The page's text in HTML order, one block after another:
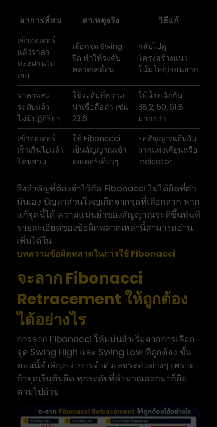
อาการที่พบ สาเหตุจริง
วิธีแก้
เข้าออเดอร์
แล้วราคา
ทะลุผ่านไป
เลย
เลือกจุด Swing
ผิด ทำให้ระดับ
คลาดเคลื่อน
กลับไปดู
โครงสร้างแนว
โน้มใหญ่ก่อนลาก
ราคาแตะ
ระดับแล้ว
ไม่มีปฏิกิริยา
ใช้ระดับที่ความ
น่าเชื่อถือต่ำ เช่น
23.6
ให้น้ำหนักกับ
38.2, 50, 61.8
มากกว่า
เข้าออเดอร์
เร็วเกินไปแล้ว
โดนสวน
ใช้ Fibonacci
เป็นสัญญาณเข้า
ออเดอร์เดี่ยวๆ
รอสัญญาณยืนยัน
จากแท่งเทียนหรือ
Indicator
สิ่งสำคัญที่ต้องจำไว้คือ Fibonacci ไม่ได้ผิดที่ตัว
มันเอง ปัญหาส่วนใหญ่เกิดจากจุดที่เลือกลาก หาก
แก้จุดนี้ได้ ความแม่นยำของสัญญาณจะดีขึ้นทันที
รายละเอียดของข้อผิดพลาดเหล่านี้สามารถอ่าน
เพิ่มได้ใน
บทความข้อผิดพลาดในการใช้ Fibonacci
จะลาก Fibonacci
Retracement ให้ถูกต้อง
ได้อย่างไร
การลาก Fibonacci ให้แม่นยำเริ่มจากการเลือก
จุด Swing High และ Swing Low ที่ถูกต้อง ขั้น
ตอนนี้สำคัญกว่าการจำตัวเลขระดับต่างๆ เพราะ
ถ้าจุดเริ่มต้นผิด ทุกระดับที่คำนวณออกมาก็ผิด
ตามไปด้วย